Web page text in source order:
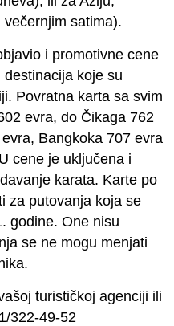
satima).
i promotivne cene
koje su
Povratna karta sa svim
evra, do Čikaga 762
Bangkoka 707 evra
cene je uključena i
karata. Karte po
za putovanja koja se
godine. One nisu
se ne mogu menjati
turističkoj agenciji ili
322-49-52